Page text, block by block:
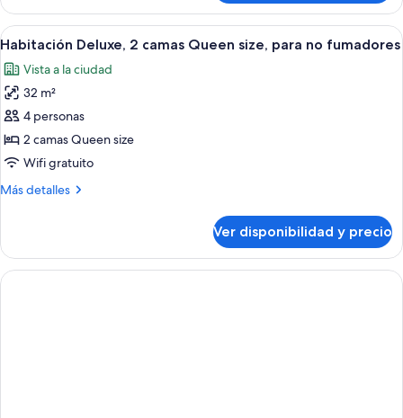
para
no
fumadores
Deluxe,
cama
size,
para
no
fumadores
Ver
todas
las
fotos
de
Habitación
Deluxe,
camas
para
no
Habitación de hotel con dos camas,
7
Habitación Deluxe, 2 camas Queen size, para no fumadores
Vista a la ciudad
32 m²
4 personas
2 camas Queen size
Wifi gratuito
Más detalles
Más
Deluxe,
camas
Ver disponibilidad y precio